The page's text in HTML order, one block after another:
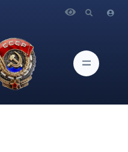
которой участники
Федерации и задать
ключевых